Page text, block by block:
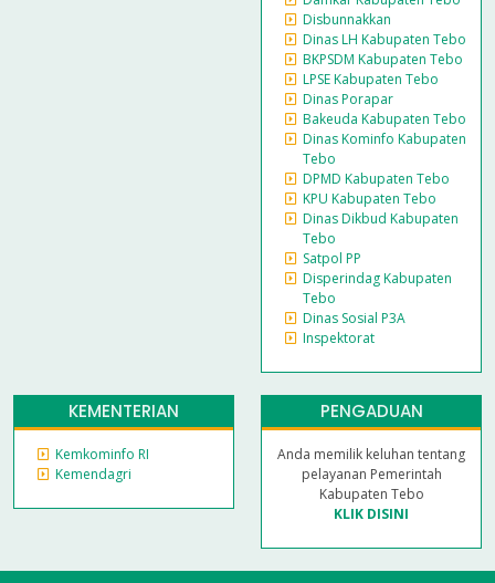
Disbunnakkan
Dinas LH Kabupaten Tebo
BKPSDM Kabupaten Tebo
LPSE Kabupaten Tebo
Dinas Porapar
Bakeuda Kabupaten Tebo
Dinas Kominfo Kabupaten
Tebo
DPMD Kabupaten Tebo
KPU Kabupaten Tebo
Dinas Dikbud Kabupaten
Tebo
Satpol PP
Disperindag Kabupaten
Tebo
Dinas Sosial P3A
Inspektorat
KEMENTERIAN
Kemkominfo RI
Kemendagri
PENGADUAN
Anda memilik keluhan tentang
pelayanan Pemerintah
Kabupaten Tebo
KLIK DISINI